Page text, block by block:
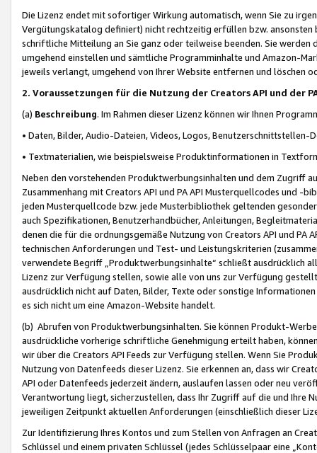
Die Lizenz endet mit sofortiger Wirkung automatisch, wenn Sie zu
Vergütungskatalog definiert) nicht rechtzeitig erfüllen bzw. ansonsten
schriftliche Mitteilung an Sie ganz oder teilweise beenden. Sie werden
umgehend einstellen und sämtliche Programminhalte und Amazon-
jeweils verlangt, umgehend von Ihrer Website entfernen und löschen
2. Voraussetzungen für die Nutzung der Creators API und der
(a) Beschreibung. Im Rahmen dieser Lizenz können wir Ihnen
• Daten, Bilder, Audio-Dateien, Videos, Logos, Benutzerschnittstellen-
• Textmaterialien, wie beispielsweise Produktinformationen in
Neben den vorstehenden Produktwerbungsinhalten und dem Zugriff
Zusammenhang mit Creators API und PA API Musterquellcodes und
jeden Musterquellcode bzw. jede Musterbibliothek geltenden
auch Spezifikationen, Benutzerhandbücher, Anleitungen,
denen die für die ordnungsgemäße Nutzung von Creators API und PA
technischen Anforderungen und Test- und Leistungskriterien
verwendete Begriff „Produktwerbungsinhalte“ schließt ausdrücklich
Lizenz zur Verfügung stellen, sowie alle von uns zur Verfügung
ausdrücklich nicht auf Daten, Bilder, Texte oder sonstige
es sich nicht um eine Amazon-Website handelt.
(b) Abrufen von Produktwerbungsinhalten. Sie können Produkt-
ausdrückliche vorherige schriftliche Genehmigung erteilt haben,
wir über die Creators API Feeds zur Verfügung stellen. Wenn Sie
Nutzung von Datenfeeds dieser Lizenz. Sie erkennen an, dass wir
API oder Datenfeeds jederzeit ändern, auslaufen lassen oder neu
Verantwortung liegt, sicherzustellen, dass Ihr Zugriff auf die und Ihre
jeweiligen Zeitpunkt aktuellen Anforderungen (einschließlich dieser
Zur Identifizierung Ihres Kontos und zum Stellen von Anfragen an
Schlüssel und einem privaten Schlüssel (jedes Schlüsselpaar eine